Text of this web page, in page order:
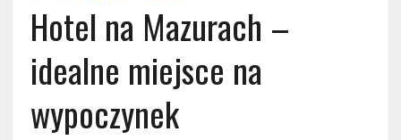
Hotel na Mazurach –
idealne miejsce na
wypoczynek